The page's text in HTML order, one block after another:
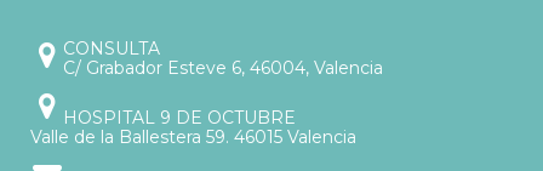
CONSULTA
C/ Grabador Esteve 6, 46004, Valencia
HOSPITAL 9 DE OCTUBRE
Valle de la Ballestera 59. 46015 Valencia